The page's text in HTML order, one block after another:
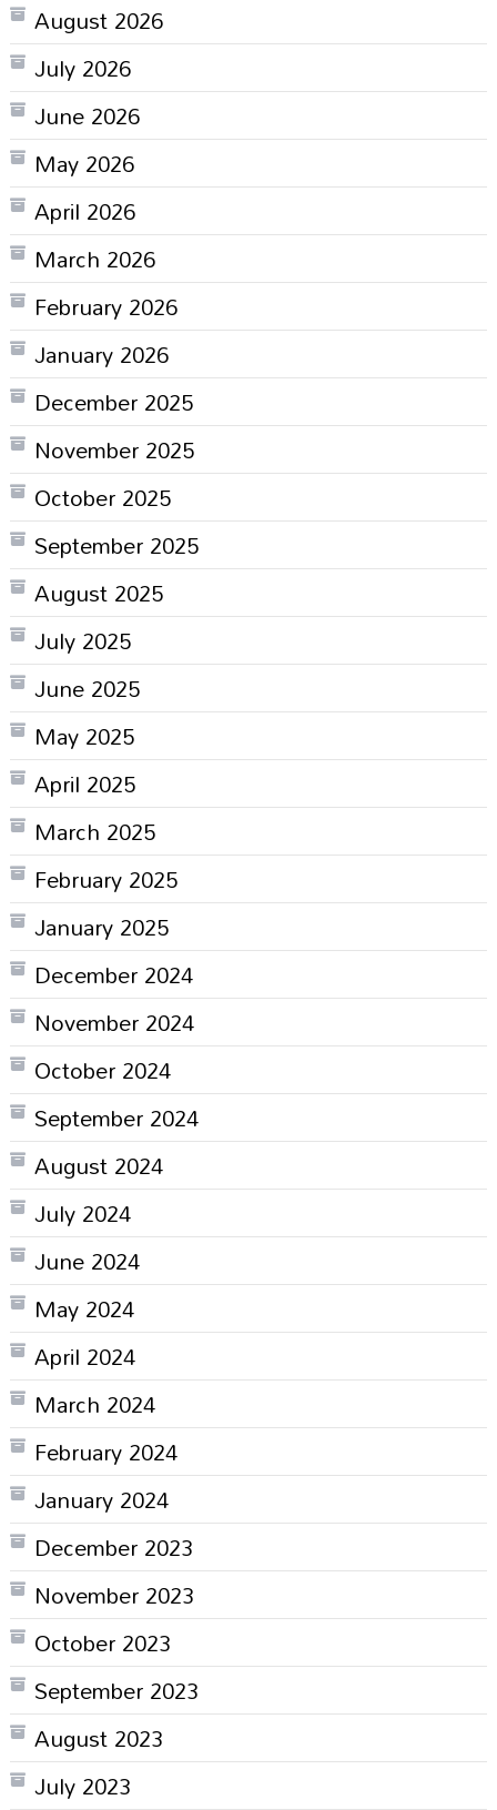
August 2026
July 2026
June 2026
May 2026
April 2026
March 2026
February 2026
January 2026
December 2025
November 2025
October 2025
September 2025
August 2025
July 2025
June 2025
May 2025
April 2025
March 2025
February 2025
January 2025
December 2024
November 2024
October 2024
September 2024
August 2024
July 2024
June 2024
May 2024
April 2024
March 2024
February 2024
January 2024
December 2023
November 2023
October 2023
September 2023
August 2023
July 2023